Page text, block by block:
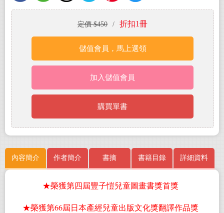
定價 $450 / 折扣1冊
儲值會員，馬上選領
加入儲值會員
購買單書
內容簡介 作者簡介 書摘 書籍目錄 詳細資料
★榮獲第四屆豐子愷兒童圖畫書獎首獎
★榮獲第66屆日本產經兒童出版文化獎翻譯作品獎